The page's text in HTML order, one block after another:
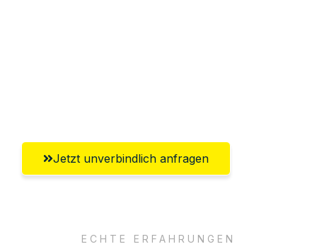
Jetzt unverbindlich anfragen
ECHTE ERFAHRUNGEN